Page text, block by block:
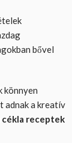
bővel
könnyen
adnak a kreatív
cékla receptek